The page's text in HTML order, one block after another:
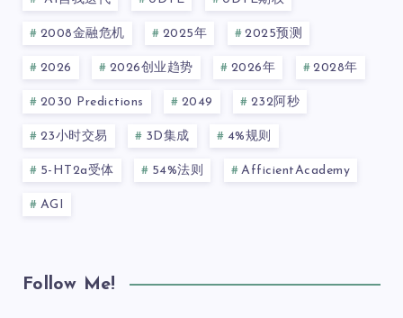
2008金融危机 2025年 2025预测
2026 2026创业趋势 2026年 2028年
2030 Predictions 2049 232阿秒
23小时交易 3D集成 4%规则
5-HT2a受体 54%法则 AfficientAcademy
AGI
Follow Me!